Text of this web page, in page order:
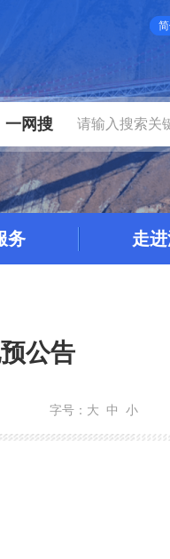
一网搜
务 走
公告
字号： 大 中 小